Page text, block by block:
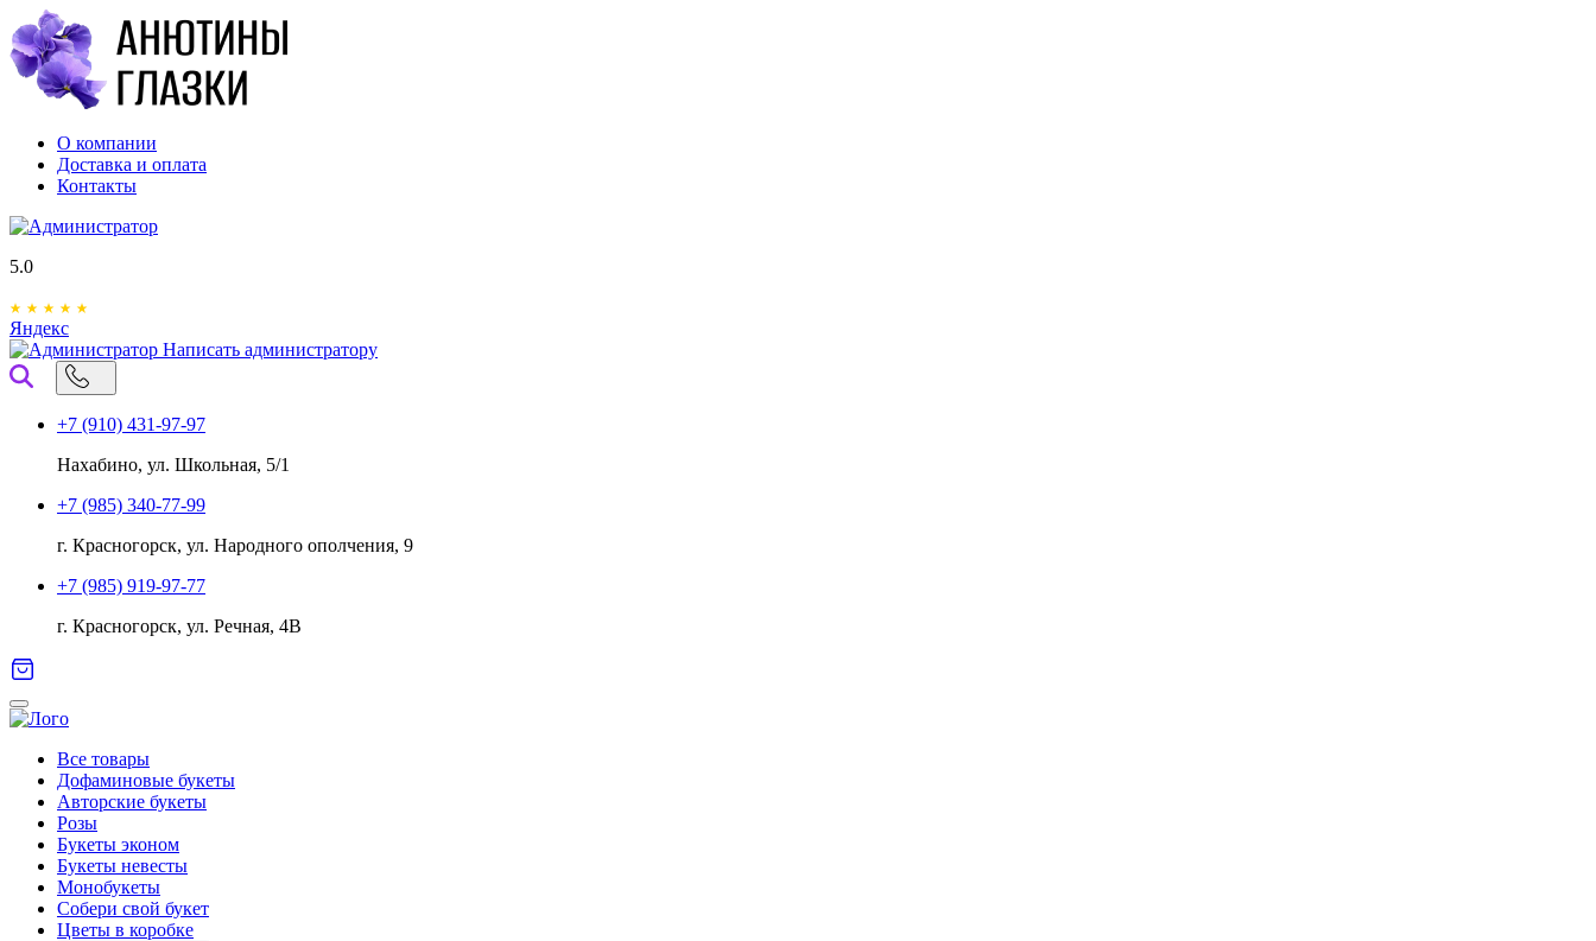
О компании
Доставка и оплата
Контакты
5.0
Яндекс
Написать администратору
+7 (910) 431-97-97
Нахабино, ул. Школьная, 5/1
+7 (985) 340-77-99
г. Красногорск, ул. Народного ополчения, 9
+7 (985) 919-97-77
г. Красногорск, ул. Речная, 4В
Все товары
Дофаминовые букеты
Авторские букеты
Розы
Букеты эконом
Букеты невесты
Монобукеты
Собери свой букет
Цветы в коробке